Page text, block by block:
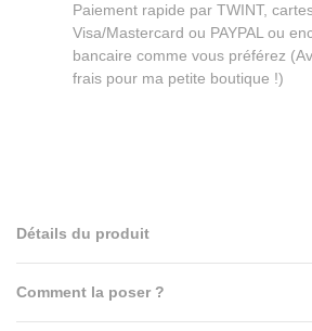
Paiement rapide par TWINT,
Visa/Mastercard ou PAYPAL ou
bancaire comme vous préférez
frais pour ma petite boutique !)
Détails du produit
Comment la poser ?